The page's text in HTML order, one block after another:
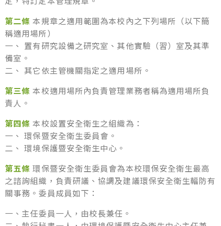
第二條本規章之適用範圍為本校內之下列場所（以下簡
稱適用場所）
一、 置有研究設備之研究室、其他實驗（習）室及其準
備室。
二、 其它依主管機關指定之適用場所。
第三條本校適用場所內負責管理業務者稱為適用場所負
責人。
第四條本校設置安全衛生之組織為：
一、 環保暨安全衛生委員會。
二、 環境保護暨安全衛生中心。
第五條環保暨安全衛生委員會為本校環保安全衛生最高
之諮詢組織，負責研議、協調及建議環保安全衛生輻防有
關事務。委員成員如下：
一、主任委員一人，由校長兼任。